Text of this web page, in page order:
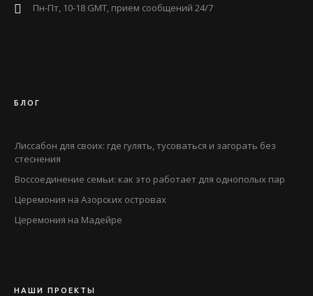
Пн-Пт, 10-18 GMT, прием сообщений 24/7
БЛОГ
Лиссабон для своих: где гулять, тусоваться и загорать без
стеснения
Воссоединение семьи: как это работает для однополых пар
Церемония на Азорских островах
Церемония на Мадейре
НАШИ ПРОЕКТЫ